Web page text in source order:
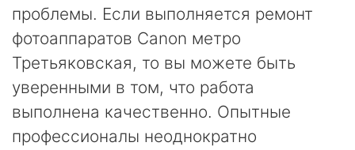
проблемы. Если выполняется ремонт
фотоаппаратов Canon метро
Третьяковская, то вы можете быть
уверенными в том, что работа
выполнена качественно. Опытные
профессионалы неоднократно